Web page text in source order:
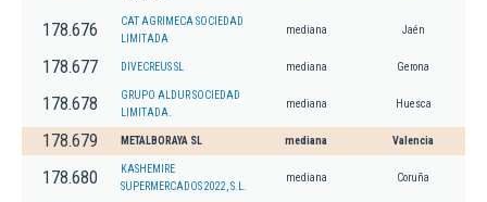
178.676
CAT AGRIMECA SOCIEDAD
LIMITADA
mediana Jaén
178.677 DIVECREUS SL mediana Gerona
178.678
GRUPO ALDUR SOCIEDAD
LIMITADA.
mediana Huesca
178.679 METALBORAYA SL mediana Valencia
178.680
KASHEMIRE
SUPERMERCADOS 2022, S.L.
mediana Coruña